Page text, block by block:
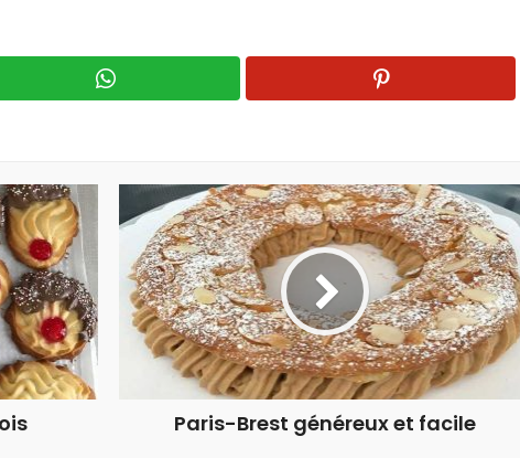
Paris-Brest généreux et facile